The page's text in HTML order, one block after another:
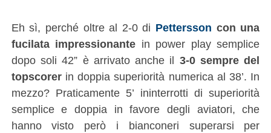
Eh sì, perché oltre al 2-0 di Pettersson con una
fucilata impressionante in power play semplice
dopo soli 42” è arrivato anche il 3-0 sempre del
topscorerin doppia superiorità numerica al 38’. In
mezzo? Praticamente 5’ ininterrotti di superiorità
semplice e doppia in favore degli aviatori, che
hanno visto però i bianconeri superarsi per